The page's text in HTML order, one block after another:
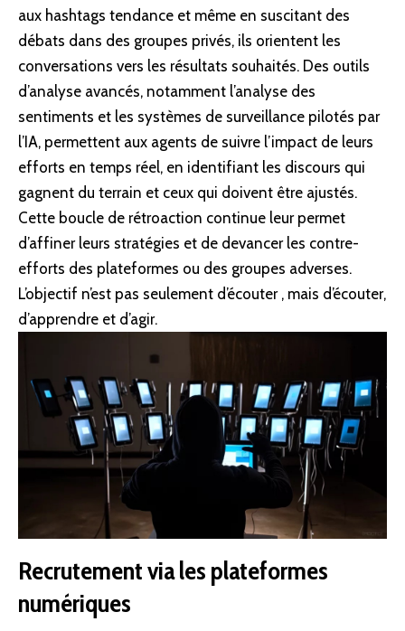
aux hashtags tendance et même en suscitant des
débats dans des groupes privés, ils orientent les
conversations vers les résultats souhaités. Des outils
d’analyse avancés, notamment l’analyse des
sentiments et les systèmes de surveillance pilotés par
l’IA, permettent aux agents de suivre l’impact de leurs
efforts en temps réel, en identifiant les discours qui
gagnent du terrain et ceux qui doivent être ajustés.
Cette boucle de rétroaction continue leur permet
d’affiner leurs stratégies et de devancer les contre-
efforts des plateformes ou des groupes adverses.
L’objectif n’est pas seulement d’écouter , mais d’écouter,
d’apprendre et d’agir.
Recrutement via les plateformes
numériques